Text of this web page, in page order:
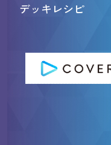
デッキレシピ